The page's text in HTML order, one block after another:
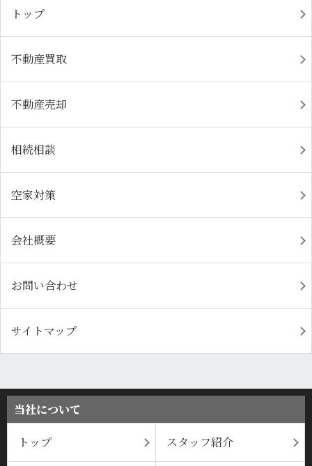
トップ
不動産買取
不動産売却
相続相談
空家対策
会社概要
お問い合わせ
サイトマップ
当社について
トップ スタッフ紹介